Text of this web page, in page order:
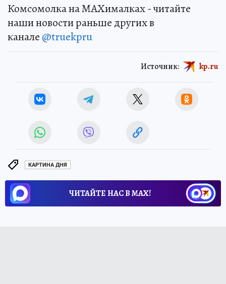
Комсомолка на MAXималках - читайте
наши новости раньше других в
канале @truekpru
Источник: kp.ru
КАРТИНА ДНЯ
ЧИТАЙТЕ НАС В МАХ!